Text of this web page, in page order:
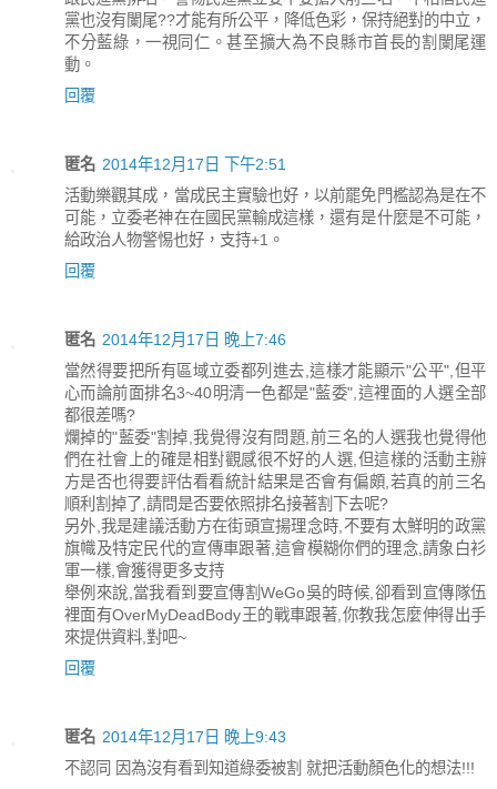
黨也沒有闌尾??才能有所公平，降低色彩，保持絕對的中立，
不分藍綠，一視同仁。甚至擴大為不良縣市首長的割闌尾運
動。
回覆
匿名 2014年12月17日 下午2:51
活動樂觀其成，當成民主實驗也好，以前罷免門檻認為是在不
可能，立委老神在在國民黨輸成這樣，還有是什麼是不可能，
給政治人物警惕也好，支持+1。
回覆
匿名 2014年12月17日 晚上7:46
當然得要把所有區域立委都列進去,這樣才能顯示"公平",但平
心而論前面排名3~40明清一色都是"藍委",這裡面的人選全部
都很差嗎?
爛掉的"藍委"割掉,我覺得沒有問題,前三名的人選我也覺得他
們在社會上的確是相對觀感很不好的人選,但這樣的活動主辦
方是否也得要評估看看統計結果是否會有偏頗,若真的前三名
順利割掉了,請問是否要依照排名接著割下去呢?
另外,我是建議活動方在街頭宣揚理念時,不要有太鮮明的政黨
旗幟及特定民代的宣傳車跟著,這會模糊你們的理念,請象白衫
軍一樣,會獲得更多支持
舉例來說,當我看到要宣傳割WeGo吳的時候,卻看到宣傳隊伍
裡面有OverMyDeadBody王的戰車跟著,你教我怎麼伸得出手
來提供資料,對吧~
回覆
匿名 2014年12月17日 晚上9:43
不認同 因為沒有看到知道綠委被割 就把活動顏色化的想法!!!